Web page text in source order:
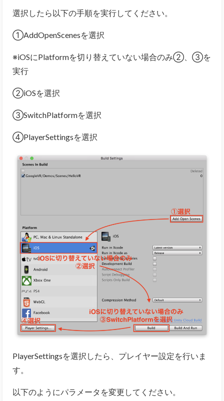
選択したら以下の手順を実行してください。
①AddOpenScenesを選択
※iOSにPlatformを切り替えていない場合のみ②、③を
実行
②iOSを選択
③SwitchPlatformを選択
④PlayerSettingsを選択
PlayerSettingsを選択したら、プレイヤー設定を行いま
す。
以下のようにパラメータを変更してください。